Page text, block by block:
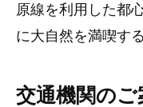
原線を利用した都
に大自然を満喫す
交通機関のご